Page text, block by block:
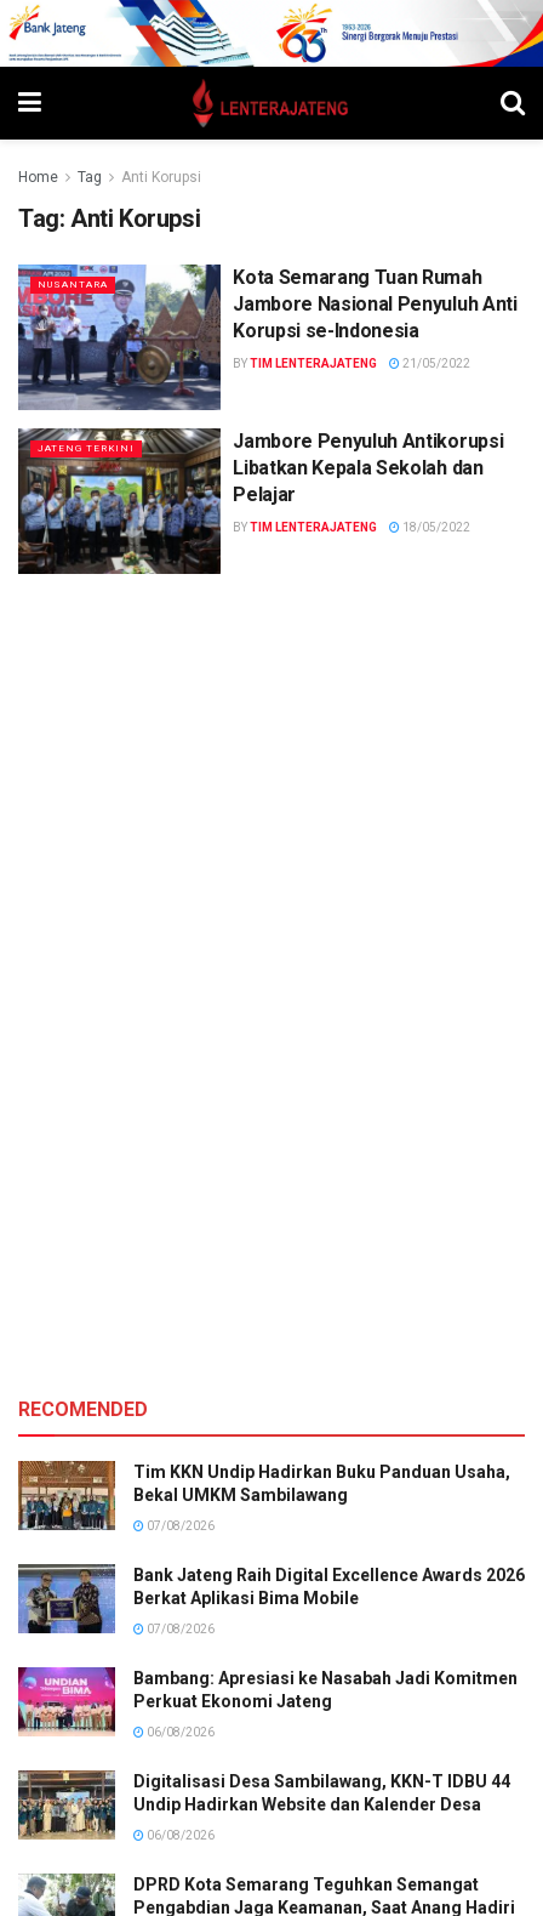
Home Tag Anti Korupsi
Tag: Anti Korupsi
NUSANTARA
Kota Semarang Tuan Rumah
Jambore Nasional Penyuluh Anti
Korupsi se-Indonesia
BYTIM LENTERAJATENG 21/05/2022
JATENG TERKINI
Jambore Penyuluh Antikorupsi
Libatkan Kepala Sekolah dan
Pelajar
BYTIM LENTERAJATENG 18/05/2022
RECOMENDED
Tim KKN Undip Hadirkan Buku Panduan Usaha,
Bekal UMKM Sambilawang
07/08/2026
Bank Jateng Raih Digital Excellence Awards 2026
Berkat Aplikasi Bima Mobile
07/08/2026
Bambang: Apresiasi ke Nasabah Jadi Komitmen
Perkuat Ekonomi Jateng
06/08/2026
Digitalisasi Desa Sambilawang, KKN-T IDBU 44
Undip Hadirkan Website dan Kalender Desa
06/08/2026
DPRD Kota Semarang Teguhkan Semangat
Pengabdian Jaga Keamanan, Saat Anang Hadiri